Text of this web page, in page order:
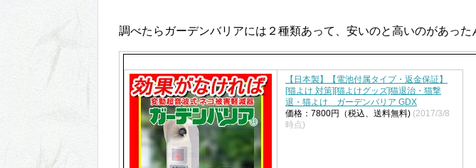
調べたらガーデンバリアには２種類あって、安いのと高いのがあった
【日本製】【電池付属タイプ・返金保証】
[猫よけ 対策][猫よけグッズ]猫退治・猫撃
退・猫よけ ガーデンバリア GDX
価格：7800円（税込、送料無料) (2017/3/8
時点)